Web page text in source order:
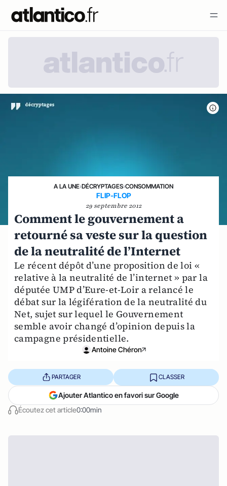
A LA UNE›DÉCRYPTAGES›CONSOMMATION
FLIP-FLOP
29 septembre 2012
Comment le gouvernement a
retourné sa veste sur la question
de la neutralité de l’Internet
Le récent dépôt d’une proposition de loi «
relative à la neutralité de l’internet » par la
députée UMP d’Eure-et-Loir a relancé le
débat sur la légifération de la neutralité du
Net, sujet sur lequel le Gouvernement
semble avoir changé d’opinion depuis la
campagne présidentielle.
Antoine Chéron
Écoutez cet article0:00min
PARTAGER CLASSER
Ajouter Atlantico en favori sur Google